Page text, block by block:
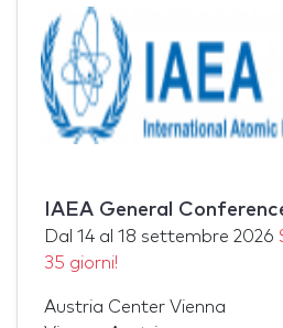
IAEA General
Dal 14 al 18 settembre 2026
35 giorni!
Austria Center Vienna